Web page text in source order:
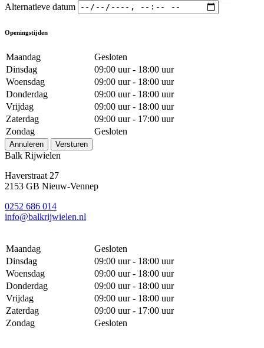
Alternatieve datum
Openingstijden
Maandag
Gesloten
Dinsdag
09:00 uur - 18:00 uur
Woensdag
09:00 uur - 18:00 uur
Donderdag
09:00 uur - 18:00 uur
Vrijdag
09:00 uur - 18:00 uur
Zaterdag
09:00 uur - 17:00 uur
Zondag
Gesloten
Annuleren Versturen
Balk Rijwielen
Haverstraat 27
2153 GB Nieuw-Vennep
0252 686 014
info@balkrijwielen.nl
Maandag
Gesloten
Dinsdag
09:00 uur - 18:00 uur
Woensdag
09:00 uur - 18:00 uur
Donderdag
09:00 uur - 18:00 uur
Vrijdag
09:00 uur - 18:00 uur
Zaterdag
09:00 uur - 17:00 uur
Zondag
Gesloten